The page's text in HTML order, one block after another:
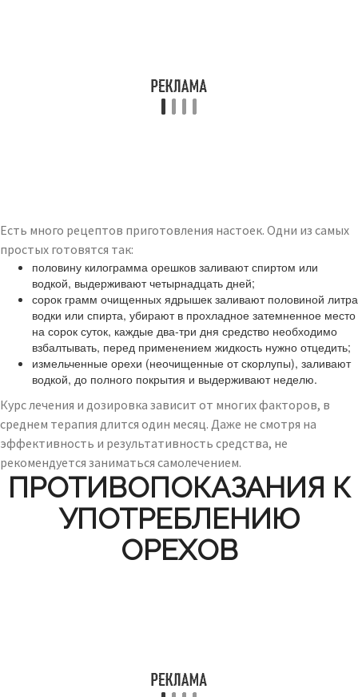
Есть много рецептов приготовления настоек. Одни из самых
простых готовятся так:
половину килограмма орешков заливают спиртом или
водкой, выдерживают четырнадцать дней;
сорок грамм очищенных ядрышек заливают половиной литра
водки или спирта, убирают в прохладное затемненное место
на сорок суток, каждые два-три дня средство необходимо
взбалтывать, перед применением жидкость нужно отцедить;
измельченные орехи (неочищенные от скорлупы), заливают
водкой, до полного покрытия и выдерживают неделю.
Курс лечения и дозировка зависит от многих факторов, в
среднем терапия длится один месяц. Даже не смотря на
эффективность и результативность средства, не
рекомендуется заниматься самолечением.
ПРОТИВОПОКАЗАНИЯ К
УПОТРЕБЛЕНИЮ
ОРЕХОВ